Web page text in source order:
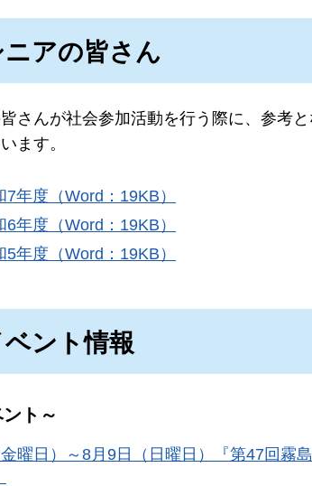
アの皆さん
さんが社会参加活動を行う際に、参考
ます。
7年度（Word：19KB）
6年度（Word：19KB）
5年度（Word：19KB）
ント情報
ト～
曜日）～8月9日（日曜日）『第47回霧